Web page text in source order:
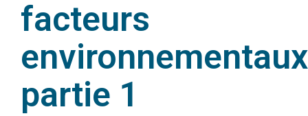
facteurs
environnementaux
partie 1